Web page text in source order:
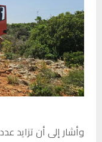
وأشار إلى أن تزايد